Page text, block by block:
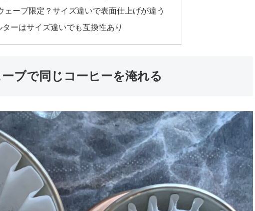
ェーブ限定？サイズ違いで表面仕上げが違う
ーはサイズ違いでも互換性あり
ブで同じコーヒーを淹れる